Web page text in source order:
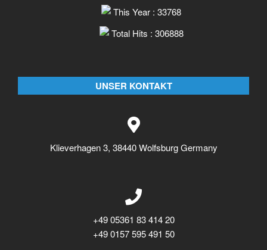
This Year : 33768
Total Hits : 306888
UNSER KONTAKT
Klieverhagen 3, 38440 Wolfsburg Germany
+49 05361 83 414 20
+49 0157 595 491 50